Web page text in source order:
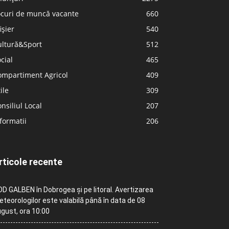
de muncă vacante
660
540
512
465
Agricol
409
309
Local
207
206
recente
GALBEN în Dobrogea și pe litoral. Avertizarea
este valabilă până în data de 08
ora 10:00